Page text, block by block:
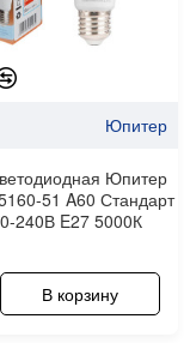
Юпитер
Юпитер
51 A60 Стандарт
240В E27 5000К
В корзину